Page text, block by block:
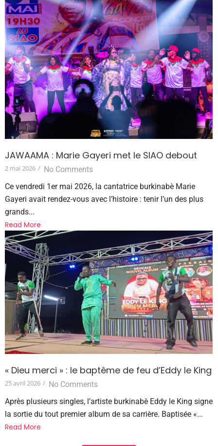
JAWAAMA : Marie Gayeri met le SIAO debout
2 mai 2026 / No Comments
Ce vendredi 1er mai 2026, la cantatrice burkinabè Marie
Gayeri avait rendez-vous avec l’histoire : tenir l’un des plus
grands...
Read More
« Dieu merci » : le baptême de feu d’Eddy le King
25 avril 2026 / No Comments
Après plusieurs singles, l’artiste burkinabè Eddy le King signe
la sortie du tout premier album de sa carrière. Baptisée «...
Read More